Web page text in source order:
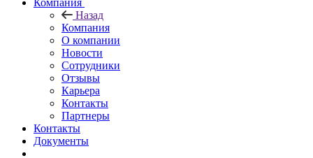
Компания
Назад
Компания
О компании
Новости
Сотрудники
Отзывы
Карьера
Контакты
Партнеры
Контакты
Документы